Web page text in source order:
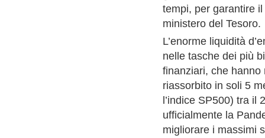
tempi, per garantire
ministero del Tesoro.
L’enorme liquidità
nelle tasche dei più
finanziari, che
riassorbito in soli 5
l’indice SP500) tra
ufficialmente la
migliorare i massimi